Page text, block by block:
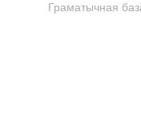
Граматычная